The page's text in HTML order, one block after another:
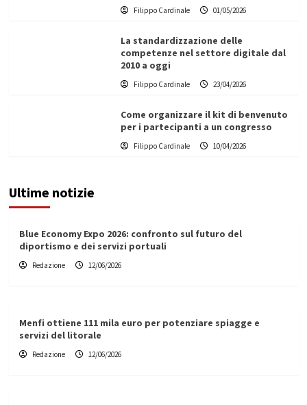
Filippo Cardinale 01/05/2026
La standardizzazione delle
competenze nel settore digitale dal
2010 a oggi
Filippo Cardinale 23/04/2026
Come organizzare il kit di benvenuto
per i partecipanti a un congresso
Filippo Cardinale 10/04/2026
Ultime notizie
Blue Economy Expo 2026: confronto sul futuro del
diportismo e dei servizi portuali
Redazione 12/06/2026
Menfi ottiene 111 mila euro per potenziare spiagge e
servizi del litorale
Redazione 12/06/2026